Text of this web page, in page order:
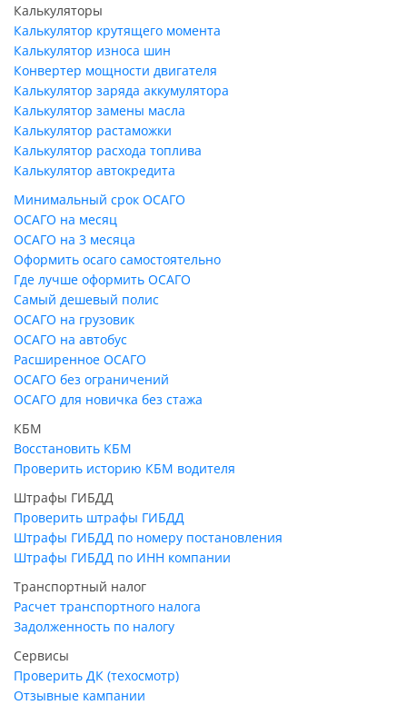
Калькуляторы
Калькулятор крутящего момента
Калькулятор износа шин
Конвертер мощности двигателя
Калькулятор заряда аккумулятора
Калькулятор замены масла
Калькулятор растаможки
Калькулятор расхода топлива
Калькулятор автокредита
Минимальный срок ОСАГО
ОСАГО на месяц
ОСАГО на 3 месяца
Оформить осаго самостоятельно
Где лучше оформить ОСАГО
Самый дешевый полис
ОСАГО на грузовик
ОСАГО на автобус
Расширенное ОСАГО
ОСАГО без ограничений
ОСАГО для новичка без стажа
КБМ
Восстановить КБМ
Проверить историю КБМ водителя
Штрафы ГИБДД
Проверить штрафы ГИБДД
Штрафы ГИБДД по номеру постановления
Штрафы ГИБДД по ИНН компании
Транспортный налог
Расчет транспортного налога
Задолженность по налогу
Сервисы
Проверить ДК (техосмотр)
Отзывные кампании